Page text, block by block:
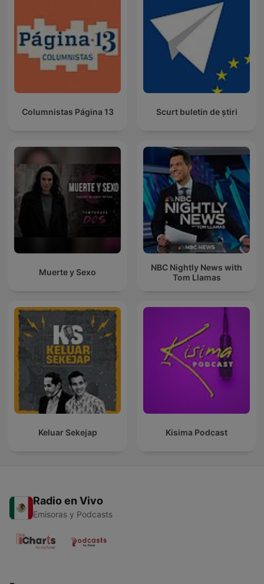
Columnistas Página 13 Scurt buletin de știri
Muerte y Sexo
NBC Nightly News with
Tom Llamas
Keluar Sekejap Kisima Podcast
Radio en Vivo
Emisoras y Podcasts